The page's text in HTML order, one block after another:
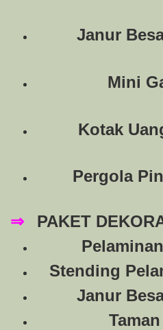
Janur
Mini
Kotak
Pergola
⇒ PAKET
Stending
Janur